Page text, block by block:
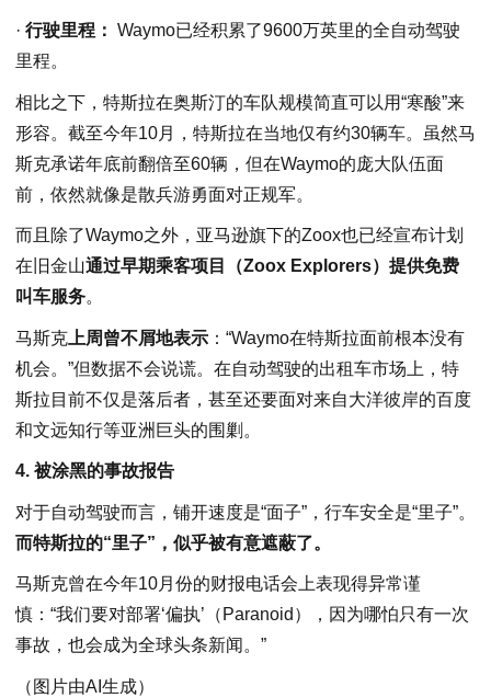
· 行驶里程： Waymo已经积累了9600万英里的全自动驾驶
里程。
相比之下，特斯拉在奥斯汀的车队规模简直可以用“寒酸”来
形容。截至今年10月，特斯拉在当地仅有约30辆车。虽然马
斯克承诺年底前翻倍至60辆，但在Waymo的庞大队伍面
前，依然就像是散兵游勇面对正规军。
而且除了Waymo之外，亚马逊旗下的Zoox也已经宣布计划
在旧金山通过早期乘客项目（Zoox Explorers）提供免费
叫车服务。
马斯克 上周曾不屑地表示 ：“Waymo在特斯拉面前根本没有
机会。”但数据不会说谎。在自动驾驶的出租车市场上，特
斯拉目前不仅是落后者，甚至还要面对来自大洋彼岸的百度
和文远知行等亚洲巨头的围剿。
4. 被涂黑的事故报告
对于自动驾驶而言，铺开速度是“面子”，行车安全是“里子”。
而特斯拉的“里子”，似乎被有意遮蔽了。
马斯克曾在今年10月份的财报电话会上表现得异常谨
慎：“我们要对部署‘偏执’（Paranoid），因为哪怕只有一次
事故，也会成为全球头条新闻。”
（图片由AI生成）